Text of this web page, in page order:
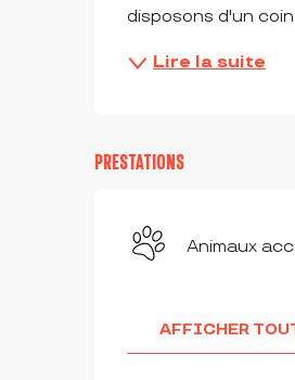
disposons d'un
Lire la suite
PRESTATIONS
Animaux
AFFICHER